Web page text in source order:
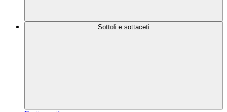
Sottoli e sottaceti